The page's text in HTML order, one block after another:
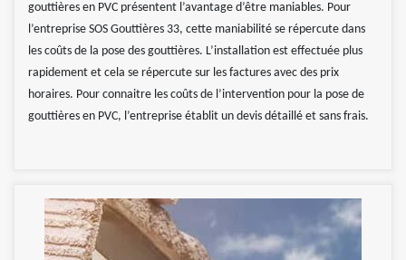
gouttières en PVC présentent l’avantage d’être maniables. Pour
l’entreprise SOS Gouttières 33, cette maniabilité se répercute dans
les coûts de la pose des gouttières. L’installation est effectuée plus
rapidement et cela se répercute sur les factures avec des prix
horaires. Pour connaitre les coûts de l’intervention pour la pose de
gouttières en PVC, l’entreprise établit un devis détaillé et sans frais.